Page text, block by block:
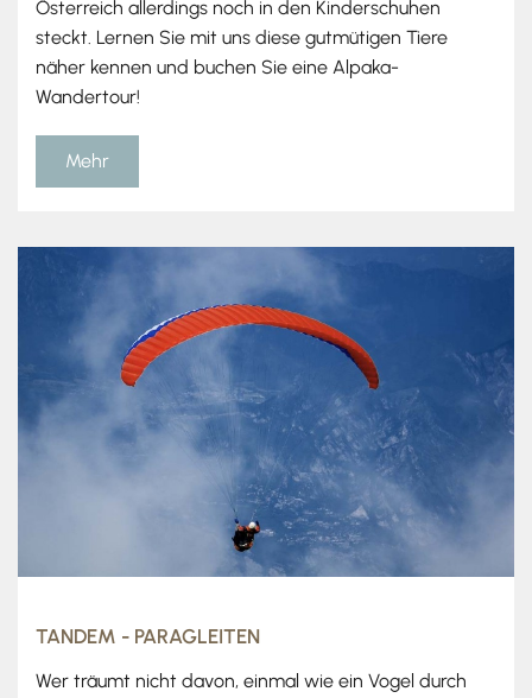
Österreich allerdings noch in den Kinderschuhen
steckt. Lernen Sie mit uns diese gutmütigen Tiere
näher kennen und buchen Sie eine Alpaka-
Wandertour!
Mehr
TANDEM - PARAGLEITEN
Wer träumt nicht davon, einmal wie ein Vogel durch